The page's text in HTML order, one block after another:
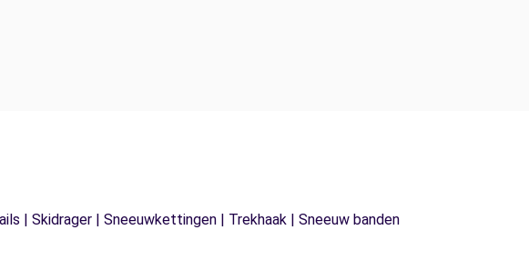
| Skidrager | Sneeuwkettingen | Trekhaak | Sneeuw banden